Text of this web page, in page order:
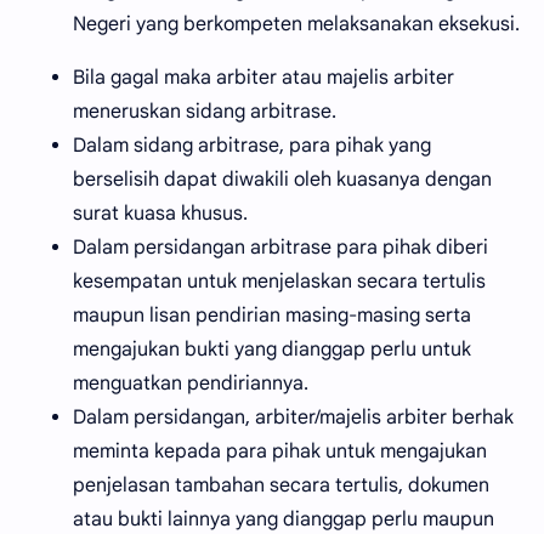
Negeri yang berkompeten melaksanakan eksekusi.
Bila gagal maka arbiter atau majelis arbiter
meneruskan sidang arbitrase.
Dalam sidang arbitrase, para pihak yang
berselisih dapat diwakili oleh kuasanya dengan
surat kuasa khusus.
Dalam persidangan arbitrase para pihak diberi
kesempatan untuk menjelaskan secara tertulis
maupun lisan pendirian masing-masing serta
mengajukan bukti yang dianggap perlu untuk
menguatkan pendiriannya.
Dalam persidangan, arbiter/majelis arbiter berhak
meminta kepada para pihak untuk mengajukan
penjelasan tambahan secara tertulis, dokumen
atau bukti lainnya yang dianggap perlu maupun